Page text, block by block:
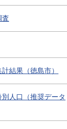
査
結果（徳島市）
人口（推奨データ